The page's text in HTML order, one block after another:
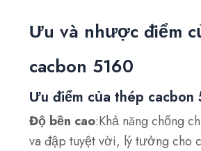
Ưu và nhược điểm
cacbon 5160
Ưu điểm của thép cacbon
Độ bền cao:Khả năng chống
va đập tuyệt vời, lý tưởng cho